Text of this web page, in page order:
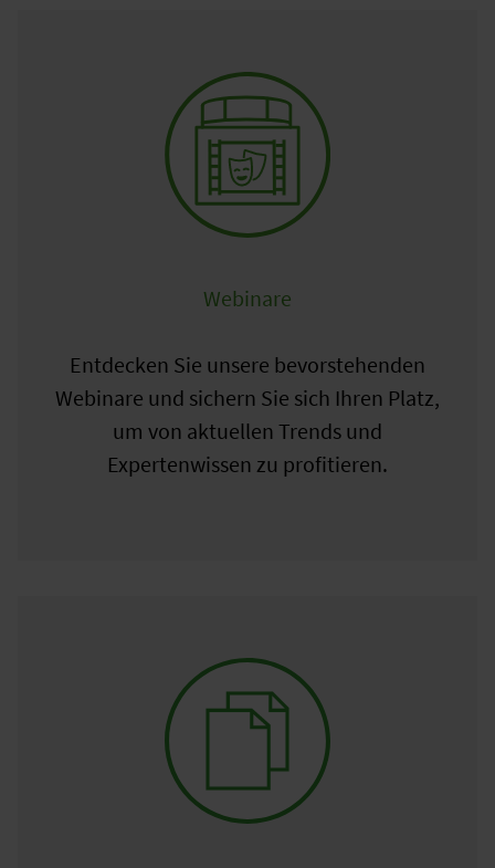
Webinare
Entdecken Sie unsere bevorstehenden
Webinare und sichern Sie sich Ihren Platz,
um von aktuellen Trends und
Expertenwissen zu profitieren.